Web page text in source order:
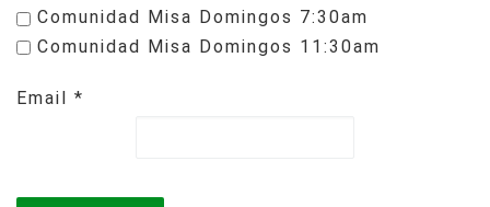
Comunidad Misa Domingos 7:30am
Comunidad Misa Domingos 11:30am
Email *